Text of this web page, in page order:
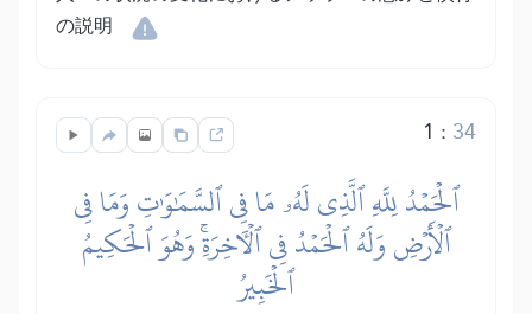
の説明
1 : 34
ٱلۡحَمۡدُ لِلَّهِ ٱلَّذِي لَهُۥ مَا فِي ٱلسَّمَٰوَٰتِ وَمَا فِي
ٱلۡأَرۡضِ وَلَهُ ٱلۡحَمۡدُ فِي ٱلۡأٓخِرَةِۚ وَهُوَ ٱلۡحَكِيمُ
ٱلۡخَبِيرُ